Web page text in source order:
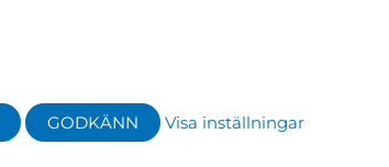
GODKÄNN
Visa inställningar